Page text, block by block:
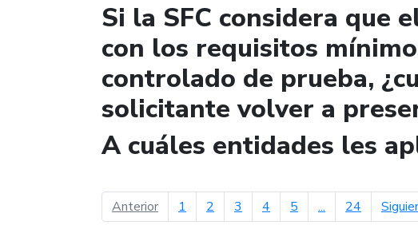
Si la SFC considera que
con los requisitos
controlado de prueba,
solicitante volver a
A cuáles entidades les
Anteriorpágina anterior
1 2 3 4 5 ... 24